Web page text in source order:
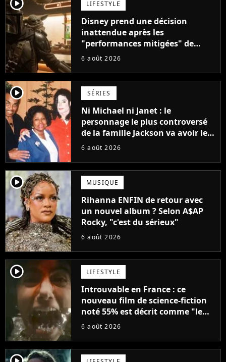
LIFESTYLE
Disney prend une décision
inattendue après les
"performances mitigées" de
Vaiana et The Mandalorian &
6 août 2026
player2 SÉRIES
Ni Michael ni Janet : le
personnage le plus controversé
de la famille Jackson va avoir le
droit à sa propre série
6 août 2026
player2 MUSIQUE
Rihanna ENFIN de retour avec
un nouvel album ? Selon A$AP
Rocky, "c'est du sérieux"
6 août 2026
player2 LIFESTYLE
Introuvable en France : ce
nouveau film de science-fiction
noté 55% est décrit comme "le
plus stupide de l'année"
6 août 2026